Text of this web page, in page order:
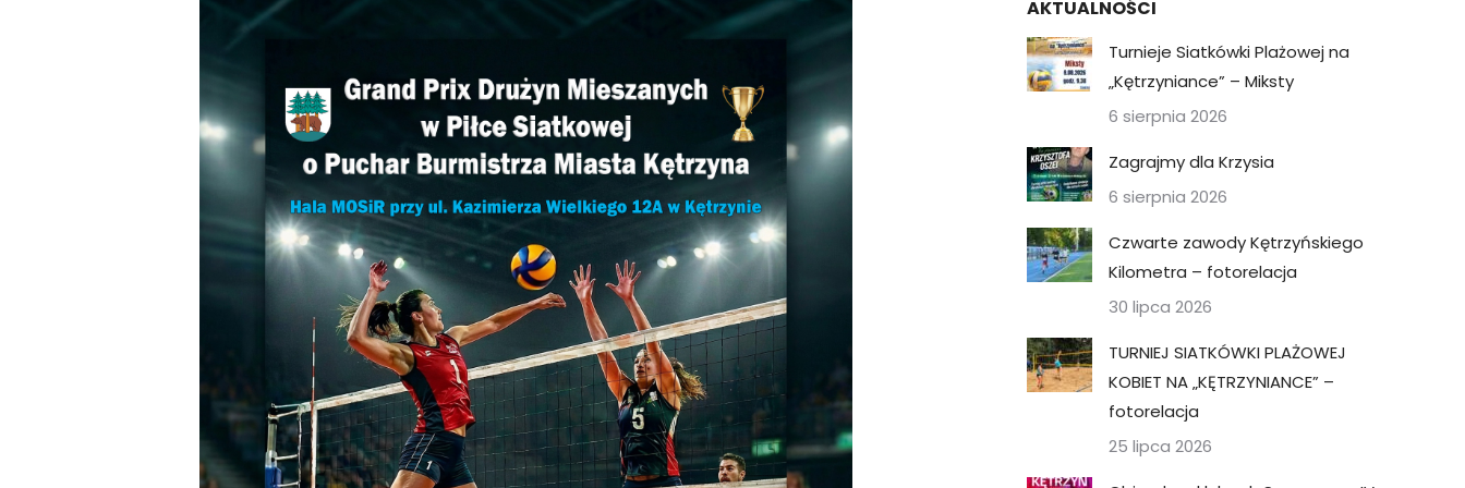
AKTUALNOŚCI
Turnieje Siatkówki Plażowej na
„Kętrzyniance” – Miksty
6 sierpnia 2026
Zagrajmy dla Krzysia
6 sierpnia 2026
Czwarte zawody Kętrzyńskiego
Kilometra – fotorelacja
30 lipca 2026
TURNIEJ SIATKÓWKI PLAŻOWEJ
KOBIET NA „KĘTRZYNIANCE” –
fotorelacja
25 lipca 2026